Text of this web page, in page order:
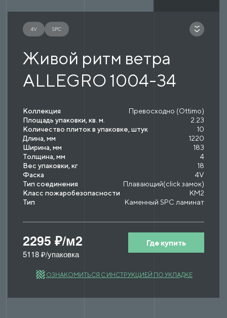
4V SPC
Живой ритм ветра
ALLEGRO 1004-34
Коллекция
Превосходно (Ottimo)
Площадь упаковки, кв. м.
2.23
Количество плиток в упаковке, штук
10
Длина, мм
1220
Ширина, мм
183
Толщина, мм
4
Вес упаковки, кг
18
Фаска
4V
Тип соединения
Плавающий(click замок)
Класс пожаробезопасности
КМ2
Тип
Каменный SPC ламинат
2295 ₽/м2
5118 ₽/упаковка
Где купить
ОЗНАКОМИТЬСЯ С ИНСТРУКЦИЕЙ ПО УКЛАДКЕ